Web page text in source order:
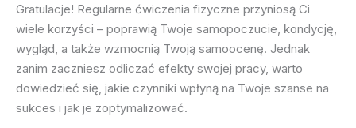
Gratulacje! Regularne ćwiczenia fizyczne przyniosą Ci
wiele korzyści – poprawią Twoje samopoczucie, kondycję,
wygląd, a także wzmocnią Twoją samoocenę. Jednak
zanim zaczniesz odliczać efekty swojej pracy, warto
dowiedzieć się, jakie czynniki wpłyną na Twoje szanse na
sukces i jak je zoptymalizować.